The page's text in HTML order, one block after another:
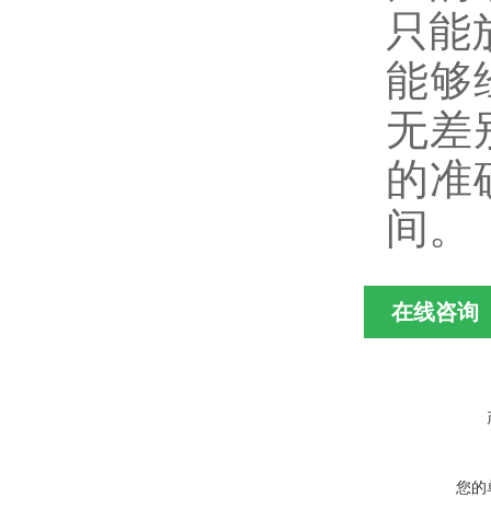
只能
能够
无差
的准
间。
在线咨询
您的